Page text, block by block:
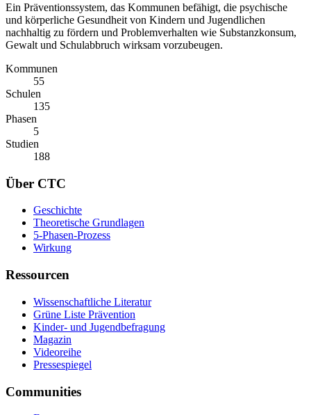
Ein Präventionssystem, das Kommunen befähigt, die psychische
und körperliche Gesundheit von Kindern und Jugendlichen
nachhaltig zu fördern und Problemverhalten wie Substanzkonsum,
Gewalt und Schulabbruch wirksam vorzubeugen.
Kommunen
55
Schulen
135
Phasen
5
Studien
188
Über CTC
Geschichte
Theoretische Grundlagen
5-Phasen-Prozess
Wirkung
Ressourcen
Wissenschaftliche Literatur
Grüne Liste Prävention
Kinder- und Jugendbefragung
Magazin
Videoreihe
Pressespiegel
Communities